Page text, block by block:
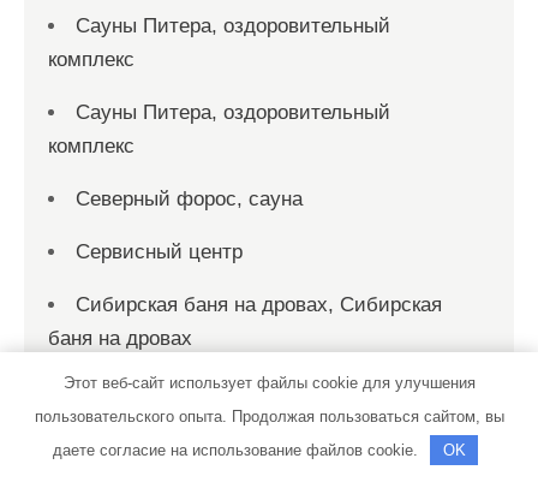
Сауны Питера, оздоровительный
комплекс
Сауны Питера, оздоровительный
комплекс
Северный форос, сауна
Сервисный центр
Сибирская баня на дровах, Сибирская
баня на дровах
Сибирь, гостиничный комплекс
СибТракСкан, официальный
Этот веб-сайт использует файлы cookie для улучшения
пользовательского опыта. Продолжая пользоваться сайтом, вы
даете согласие на использование файлов cookie.
OK